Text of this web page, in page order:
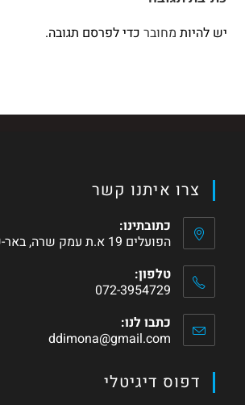
יש להיות מחובר כדי לפרסם תגובה.
צרו איתנו קשר
כתובתינו:
הפועלים 19 א.ת עמק שרה, באר-שבע
טלפון:
072-3954729
כתבו לנו:
ddimona@gmail.com
דפוס דיגיטלי